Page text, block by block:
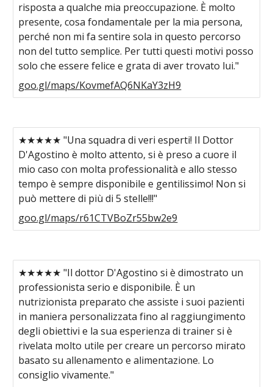
risposta a qualche mia preoccupazione. È molto
presente, cosa fondamentale per la mia persona,
perché non mi fa sentire sola in questo percorso
non del tutto semplice. Per tutti questi motivi posso
solo che essere felice e grata di aver trovato lui."
goo.gl/maps/KovmefAQ6NKaY3zH9
★★★★★ "Una squadra di veri esperti! Il Dottor
D'Agostino è molto attento, si è preso a cuore il
mio caso con molta professionalità e allo stesso
tempo è sempre disponibile e gentilissimo! Non si
può mettere di più di 5 stelle!!!"
goo.gl/maps/r61CTVBoZr55bw2e9
★★★★★ "Il dottor D'Agostino si è dimostrato un
professionista serio e disponibile. È un
nutrizionista preparato che assiste i suoi pazienti
in maniera personalizzata fino al raggiungimento
degli obiettivi e la sua esperienza di trainer si è
rivelata molto utile per creare un percorso mirato
basato su allenamento e alimentazione. Lo
consiglio vivamente."